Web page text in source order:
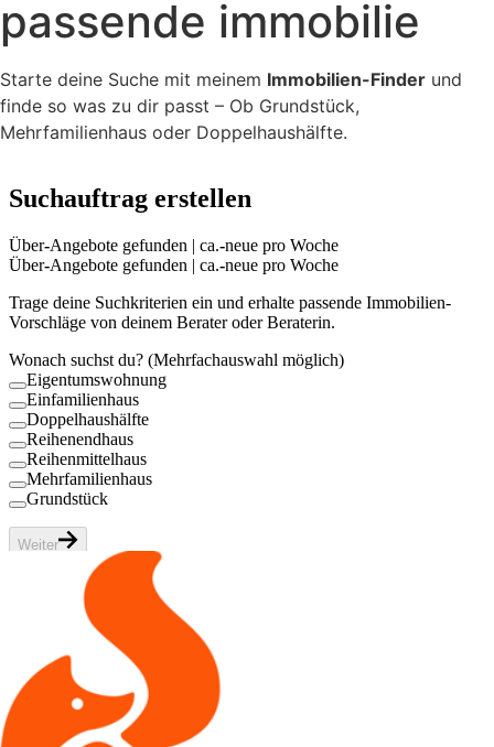
passende immobilie
Starte deine Suche mit meinem Immobilien-Finder und
finde so was zu dir passt – Ob Grundstück,
Mehrfamilienhaus oder Doppelhaushälfte.